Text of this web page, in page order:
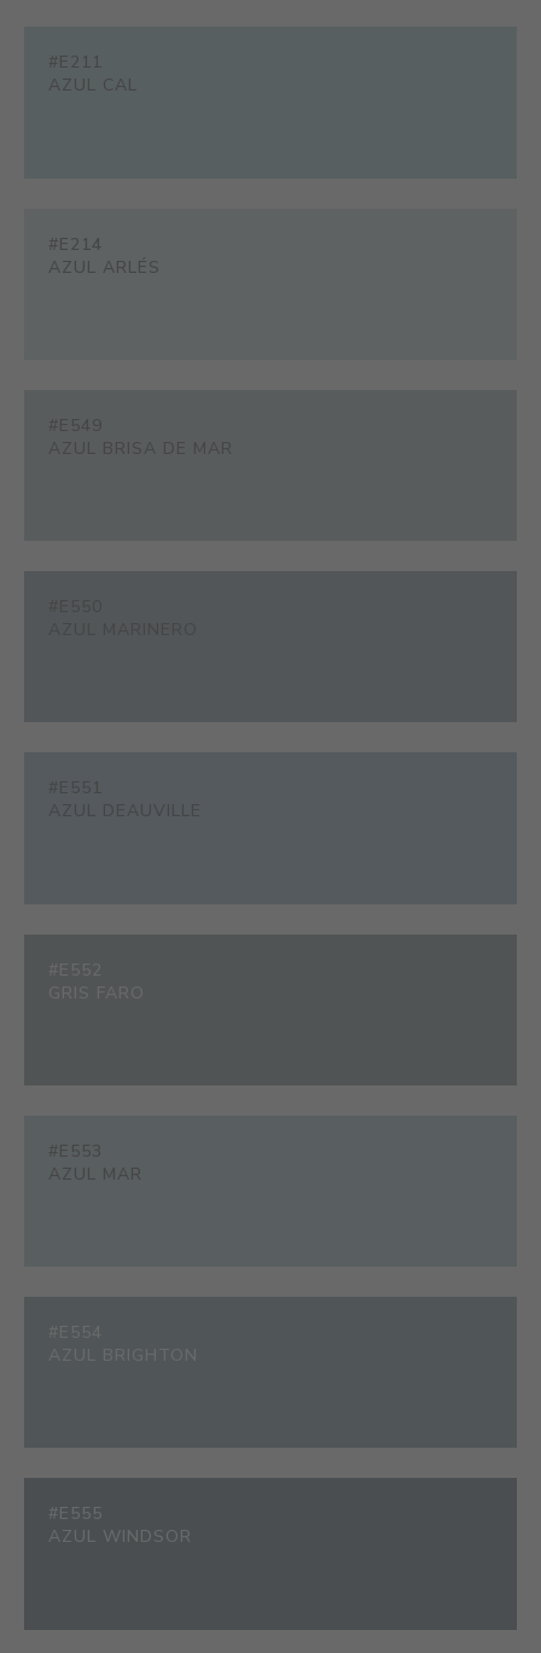
#E211
AZUL CAL
#E214
AZUL ARLÉS
#E549
AZUL BRISA DE MAR
#E551
AZUL DEAUVILLE
#E552
GRIS FARO
#E553
AZUL MAR
#E554
AZUL BRIGHTON
#E555
AZUL WINDSOR